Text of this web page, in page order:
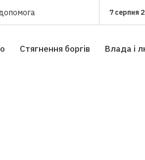
7 серпня
Стягнення боргiв Влада i